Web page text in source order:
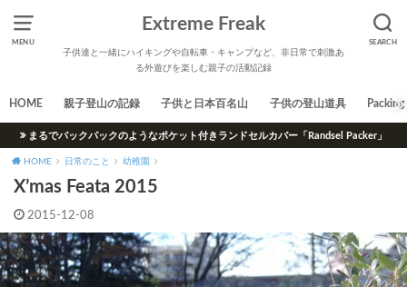
MENU SEARCH
Extreme Freak
子供達と一緒にハイキングや自転車・キャンプなど、非日常で刺激あ
る外遊びを楽しむ親子の活動記録
HOME 親子登山の記録 子供と日本百名山 子供の登山道具 Packing
まるでバックパックのようなポケット付きランドセルカバー「Randsel Packer」
HOME 日常のこと 幼稚園
X’mas Feata 2015
2015-12-08